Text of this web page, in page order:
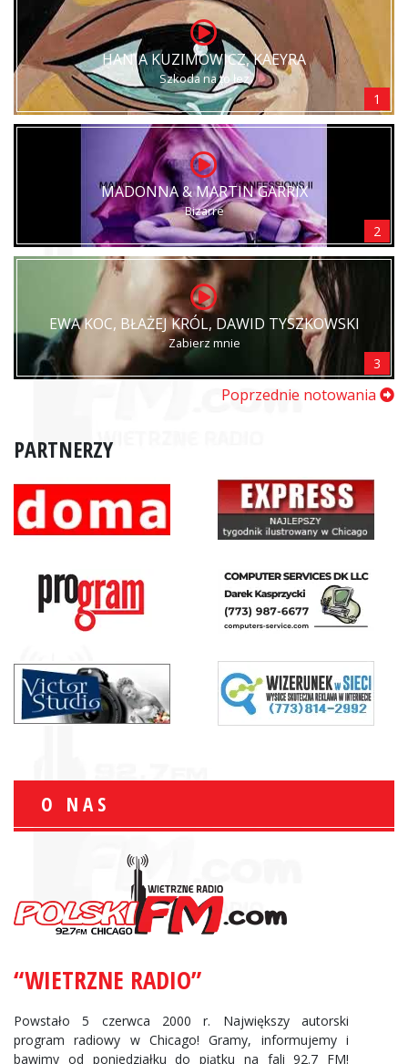
HANIA KUZIMOWICZ, KAEYRA
Szkoda na to łez
1
MADONNA & MARTIN GARRIX
Bizarre
2
EWA KOC, BŁAŻEJ KRÓL, DAWID TYSZKOWSKI
Zabierz mnie
3
Poprzednie notowania
PARTNERZY
O NAS
“WIETRZNE RADIO”
Powstało 5 czerwca 2000 r. Największy autorski
program radiowy w Chicago! Gramy, informujemy i
bawimy od poniedziałku do piątku na fali 92.7 FM!